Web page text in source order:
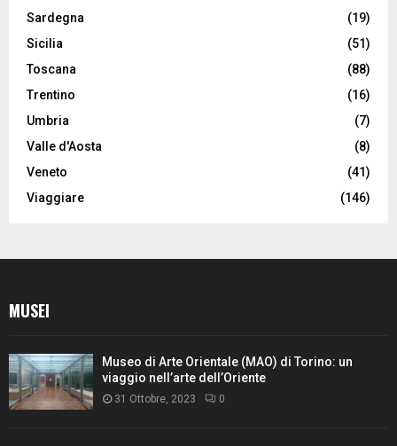
Sardegna
(19)
Sicilia
(51)
Toscana
(88)
Trentino
(16)
Umbria
(7)
Valle d'Aosta
(8)
Veneto
(41)
Viaggiare
(146)
MUSEI
Museo di Arte Orientale (MAO) di Torino: un
viaggio nell’arte dell’Oriente
31 Ottobre, 2023 0